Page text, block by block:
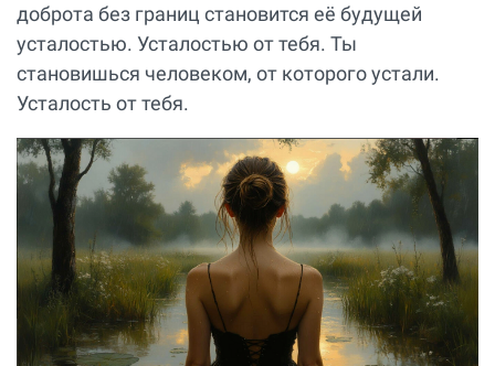
доброта без границ становится её будущей
усталостью. Усталостью от тебя. Ты
становишься человеком, от которого устали.
Усталость от тебя.